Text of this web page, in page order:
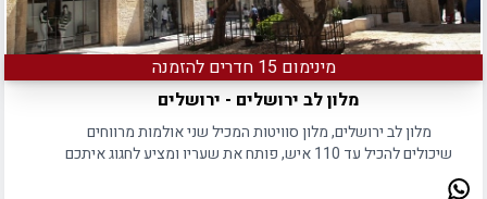
מינימום 15 חדרים להזמנה
מלון לב ירושלים - ירושלים
מלון לב ירושלים, מלון סוויטות המכיל שני אולמות מרווחים
שיכולים להכיל עד 110 איש, פותח את שעריו ומציע לחגוג איתכם